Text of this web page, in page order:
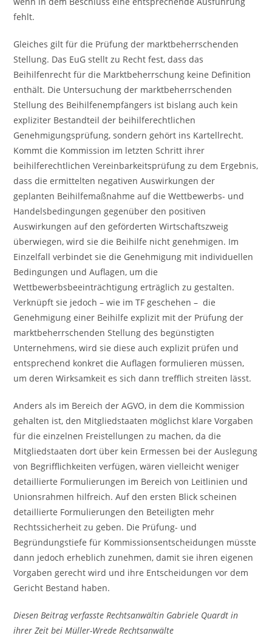
fehlt.
Gleiches gilt für die Prüfung der marktbeherrschenden
Stellung. Das EuG stellt zu Recht fest, dass das
Beihilfenrecht für die Marktbeherrschung keine Definition
enthält. Die Untersuchung der marktbeherrschenden
Stellung des Beihilfenempfängers ist bislang auch kein
expliziter Bestandteil der beihilferechtlichen
Genehmigungsprüfung, sondern gehört ins Kartellrecht.
Kommt die Kommission im letzten Schritt ihrer
beihilferechtlichen Vereinbarkeitsprüfung zu dem Ergebnis,
dass die ermittelten negativen Auswirkungen der
geplanten Beihilfemaßnahme auf die Wettbewerbs- und
Handelsbedingungen gegenüber den positiven
Auswirkungen auf den geförderten Wirtschaftszweig
überwiegen, wird sie die Beihilfe nicht genehmigen. Im
Einzelfall verbindet sie die Genehmigung mit individuellen
Bedingungen und Auflagen, um die
Wettbewerbsbeeinträchtigung erträglich zu gestalten.
Verknüpft sie jedoch – wie im TF geschehen – die
Genehmigung einer Beihilfe explizit mit der Prüfung der
marktbeherrschenden Stellung des begünstigten
Unternehmens, wird sie diese auch explizit prüfen und
entsprechend konkret die Auflagen formulieren müssen,
um deren Wirksamkeit es sich dann trefflich streiten lässt.
Anders als im Bereich der AGVO, in dem die Kommission
gehalten ist, den Mitgliedstaaten möglichst klare Vorgaben
für die einzelnen Freistellungen zu machen, da die
Mitgliedstaaten dort über kein Ermessen bei der Auslegung
von Begrifflichkeiten verfügen, wären vielleicht weniger
detaillierte Formulierungen im Bereich von Leitlinien und
Unionsrahmen hilfreich. Auf den ersten Blick scheinen
detaillierte Formulierungen den Beteiligten mehr
Rechtssicherheit zu geben. Die Prüfung- und
Begründungstiefe für Kommissionsentscheidungen müsste
dann jedoch erheblich zunehmen, damit sie ihren eigenen
Vorgaben gerecht wird und ihre Entscheidungen vor dem
Gericht Bestand haben.
Diesen Beitrag verfasste Rechtsanwältin Gabriele Quardt in
ihrer Zeit bei Müller-Wrede Rechtsanwälte